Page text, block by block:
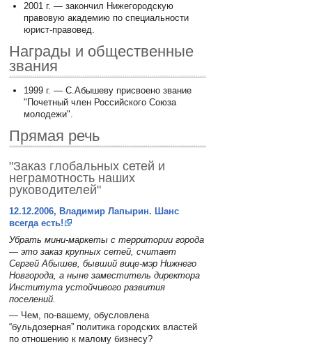
2001 г. — закончил Нижегородскую
правовую академию по специальности
юрист-правовед.
Награды и общественные
звания
1999 г. — С.Абышеву присвоено звание
"Почетный член Российского Союза
молодежи".
Прямая речь
"Заказ глобальных сетей и
неграмотность наших
руководителей"
12.12.2006, Владимир Лапырин. Шанс
всегда есть!
Убрать мини-маркеты с территории города
— это заказ крупных сетей, считает
Сергей Абышев, бывший вице-мэр Нижнего
Новгорода, а ныне заместитель директора
Института устойчивого развития
поселений.
— Чем, по-вашему, обусловлена
“бульдозерная” политика городских властей
по отношению к малому бизнесу?